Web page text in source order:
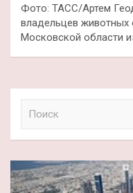
Фото: ТАСС/Артем
владельцев животных
Московской области
к